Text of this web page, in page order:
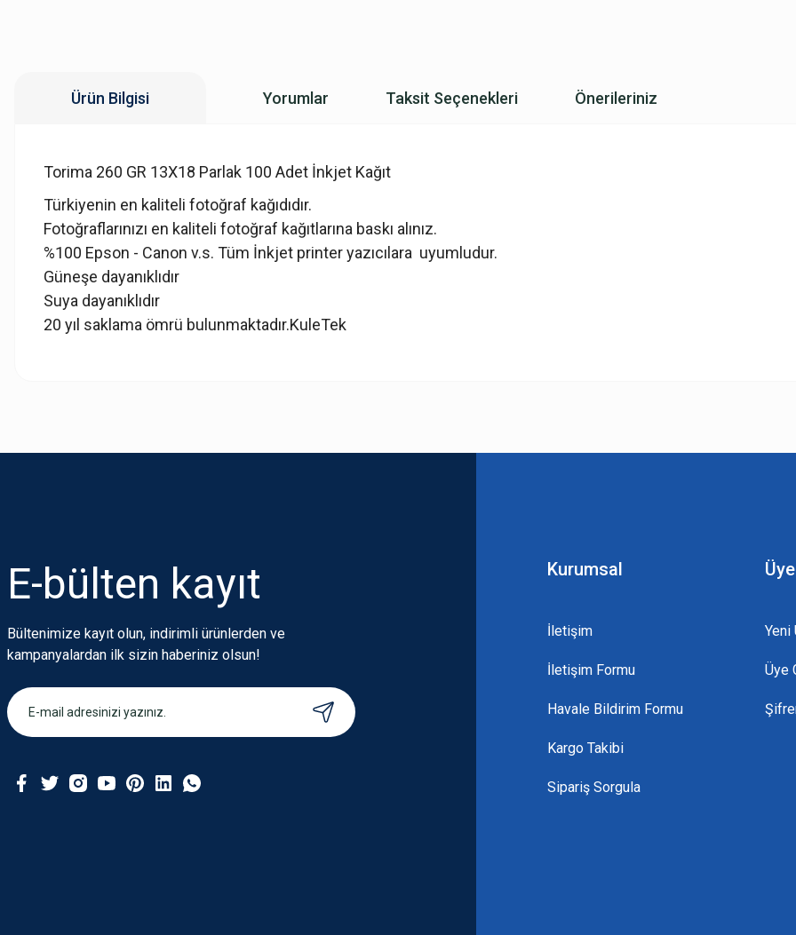
Ürün Bilgisi Yorumlar Taksit Seçenekleri Önerileriniz
Torima 260 GR 13X18 Parlak 100 Adet İnkjet Kağıt
Türkiyenin en kaliteli fotoğraf kağıdıdır.
Fotoğraflarınızı en kaliteli fotoğraf kağıtlarına baskı alınız.
%100 Epson - Canon v.s. Tüm İnkjet printer yazıcılara uyumludur.
Güneşe dayanıklıdır
Suya dayanıklıdır
20 yıl saklama ömrü bulunmaktadır.KuleTek
Bu ürüne ilk yorumu siz yapın!
Bu ürüne benzer farklı alternatifler olmalı.
Gönder
E-bülten kayıt
Bültenimize kayıt olun, indirimli ürünlerden ve
kampanyalardan ilk sizin haberiniz olsun!
Kurumsal
İletişim
İletişim Formu
Havale Bildirim Formu
Kargo Takibi
Sipariş Sorgula
Yeni
Üye